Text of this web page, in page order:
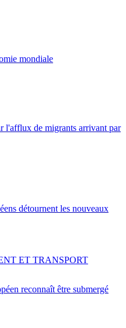
mondiale
l'afflux de migrants arrivant par
détournent les nouveaux
reconnaît être submergé
ET TRANSPORT